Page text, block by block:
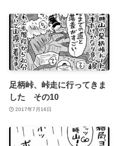
足柄峠、峠走に行ってきま
した その10
2017年7月16日